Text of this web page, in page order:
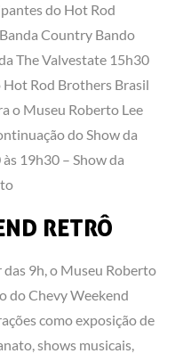
do Hot Rod
Country Bando
The Valvestate 15h30
Rod Brothers Brasil
o Museu Roberto Lee
do Show da
19h30 – Show da
RETRÔ
9h, o Museu Roberto
do Chevy Weekend
como exposição de
shows musicais,